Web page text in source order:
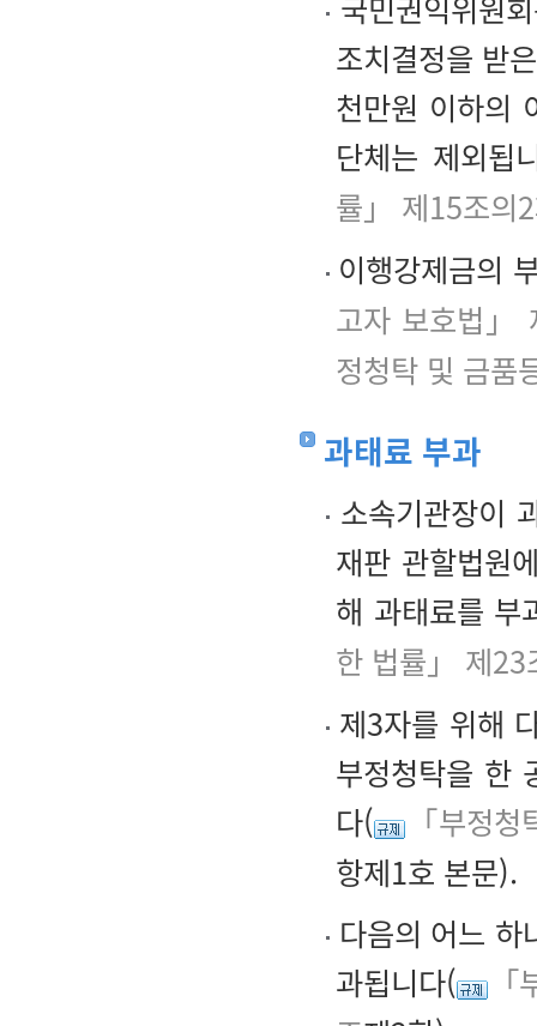
국민권익위원
조치결정을 받
천만원 이하의
단체는 제외됩
률」 제15조의2
이행강제금의
고자 보호법」
정청탁 및 금품
과태료 부과
소속기관장이
재판 관할법원
해 과태료를 부
한 법률」 제23
제3자를 위해
부정청탁을 한
다(
「부정
항제1호 본문).
다음의 어느
과됩니다(